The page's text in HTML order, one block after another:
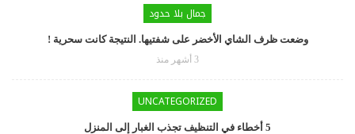
جمال بلا حدود
وضعت ظرف الشاي الأخضر على شفتيها. النتيجة كانت سحرية !
3 أشهر منذ
UNCATEGORIZED
5 أخطاء في التنظيف تجذب الغبار إلى المنزل